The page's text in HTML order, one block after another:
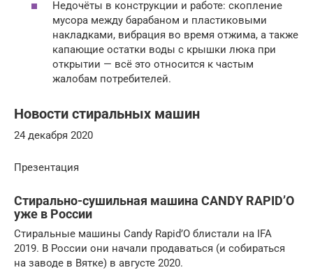
Недочёты в конструкции и работе: скопление
мусора между барабаном и пластиковыми
накладками, вибрация во время отжима, а также
капающие остатки воды с крышки люка при
открытии — всё это относится к частым
жалобам потребителей.
Новости стиральных машин
24 декабря 2020
Презентация
Стирально-сушильная машина CANDY RAPID’O
уже в России
Стиральные машины Candy Rapid’O блистали на IFA
2019. В России они начали продаваться (и собираться
на заводе в Вятке) в августе 2020.